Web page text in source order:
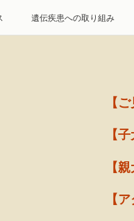
遺伝疾患への取り組み
【
【
【
【